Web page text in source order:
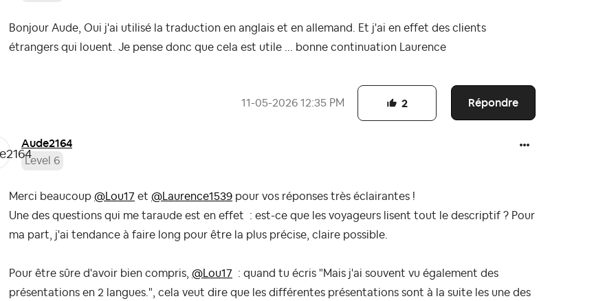
Bonjour Aude, Oui j'ai utilisé la traduction en anglais et en allemand. Et j'ai en effet des clients
étrangers qui louent. Je pense donc que cela est utile ... bonne continuation Laurence
‎11-05-2026 12:35 PM Répondre
2
Aude2164
Level 6
Merci beaucoup @Lou17 et @Laurence1539 pour vos réponses très éclairantes !
Une des questions qui me taraude est en effet : est-ce que les voyageurs lisent tout le descriptif ? Pour
ma part, j'ai tendance à faire long pour être la plus précise, claire possible.
Pour être sûre d'avoir bien compris, @Lou17 : quand tu écris "Mais j'ai souvent vu également des
présentations en 2 langues.", cela veut dire que les différentes présentations sont à la suite les une des